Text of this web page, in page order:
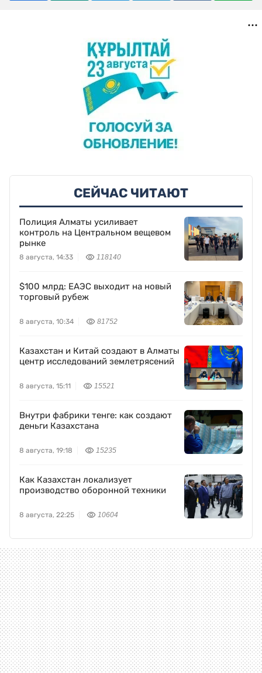
СЕЙЧАС ЧИТАЮТ
Полиция Алматы усиливает
контроль на Центральном вещевом
рынке
8 августа, 14:33 118140
$100 млрд: ЕАЭС выходит на новый
торговый рубеж
8 августа, 10:34 81752
Казахстан и Китай создают в Алматы
центр исследований землетрясений
8 августа, 15:11 15521
Внутри фабрики тенге: как создают
деньги Казахстана
8 августа, 19:18 15235
Как Казахстан локализует
производство оборонной техники
8 августа, 22:25 10604